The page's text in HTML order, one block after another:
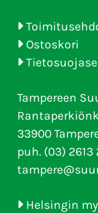
Ostoskori
Tampereen
33900
puh. (03) 2613
Helsingin